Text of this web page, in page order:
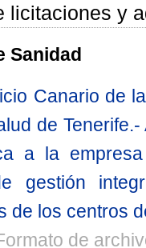
licitaciones y
Sanidad
Canario de
de
a la
gestión
de los centros
de